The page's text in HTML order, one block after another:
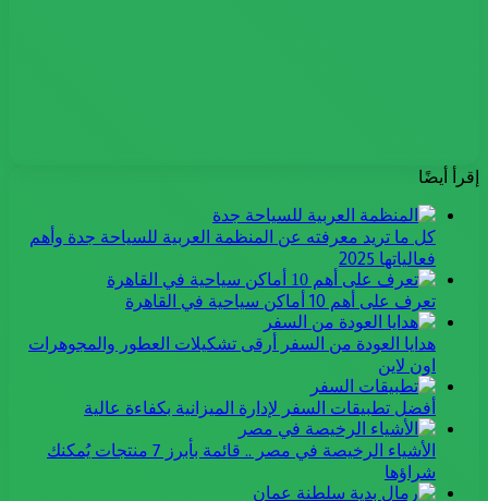
إقرأ أيضًا
كل ما تريد معرفته عن المنظمة العربية للسياحة جدة وأهم
فعالياتها 2025
تعرف على أهم 10 أماكن سياحية في القاهرة
هدايا العودة من السفر أرقى تشكيلات العطور والمجوهرات
اون لاين
أفضل تطبيقات السفر لإدارة الميزانية بكفاءة عالية
الأشياء الرخيصة في مصر .. قائمة بأبرز 7 منتجات يُمكنك
شراؤها